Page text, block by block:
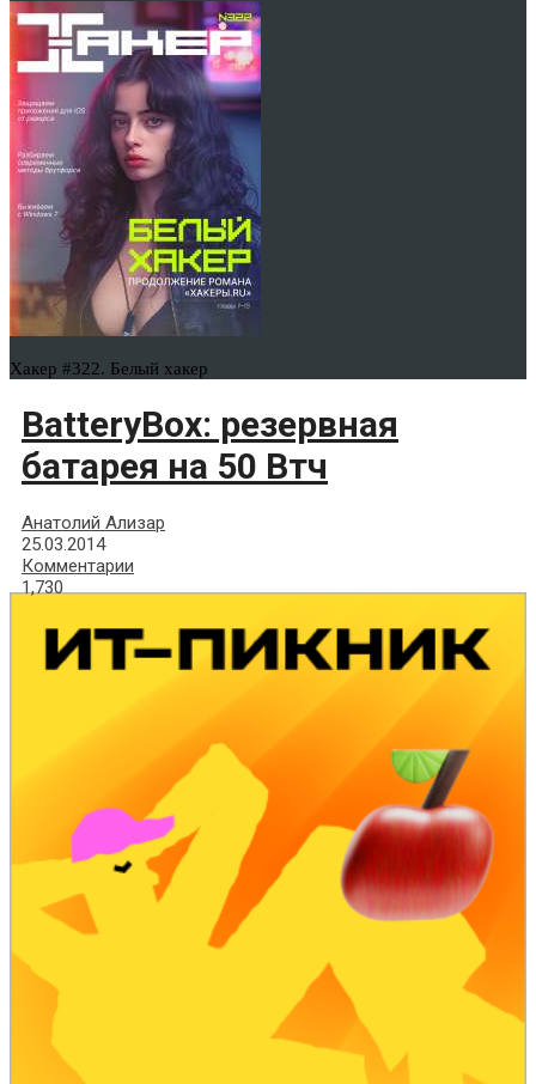
Хакер #322. Белый хакер
BatteryBox: резервная
батарея на 50 Втч
Анатолий Ализар
25.03.2014
Комментарии
1,730